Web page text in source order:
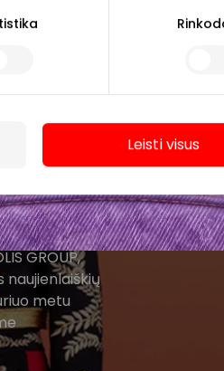
Leisti visus
ir naujausią informaciją iš
gauti PPC
GROUP,
naujienlaiškių
metu